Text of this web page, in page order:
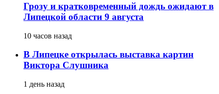
Грозу и кратковременный дождь ожидают в
Липецкой области 9 августа
10 часов назад
В Липецке открылась выставка картин
Виктора Слушника
1 день назад